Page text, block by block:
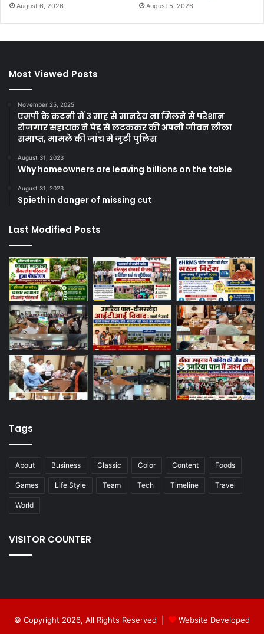
August 6, 2026 August 5, 2026
Most Viewed Posts
November 25, 2025
एमपी के कटनी में 3 माह से मानदेय ना मिलने से परेशान
रोजगार सहायक ने पेड़ से लटककर की अपनी जीवन लीला
समाप्त, मामले की जांच में जुटी पुलिस
August 31, 2023
Why homeowners are leaving billions on the table
August 31, 2023
Spieth in danger of missing cut
Last Modified Posts
Tags
About Business Classic Color Content Foods
Games Life Style Team Tech Timeline Travel
World
VISITOR COUNTER
© Copyright 2026, All Rights Reserved |
Website Developed